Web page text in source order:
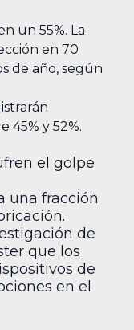
un 55%. La
en 70
de año, según
45% y 52%.
el golpe
una fracción
de
que los
de
en el